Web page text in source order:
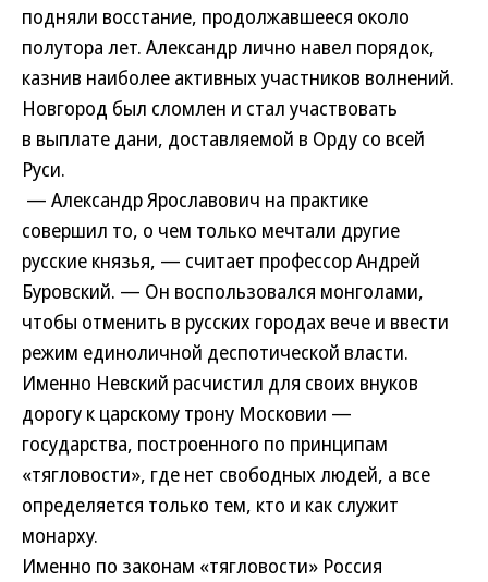
подняли восстание, продолжавшееся около
полутора лет. Александр лично навел порядок,
казнив наиболее активных участников волнений.
Новгород был сломлен и стал участвовать
в выплате дани, доставляемой в Орду со всей
Руси.
— Александр Ярославович на практике
совершил то, о чем только мечтали другие
русские князья, — считает профессор Андрей
Буровский. — Он воспользовался монголами,
чтобы отменить в русских городах вече и ввести
режим единоличной деспотической власти.
Именно Невский расчистил для своих внуков
дорогу к царскому трону Московии —
государства, построенного по принципам
«тягловости», где нет свободных людей, а все
определяется только тем, кто и как служит
монарху.
Именно по законам «тягловости» Россия